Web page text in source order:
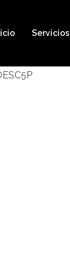
Servicios